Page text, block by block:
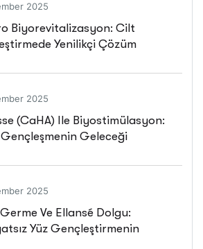
2025
Biyorevitalizasyon: Cilt
Yenilikçi Çözüm
2025
(CaHA) Ile Biyostimülasyon:
Geleceği
2025
Germe Ve Ellansé Dolgu:
Yüz Gençleştirmenin